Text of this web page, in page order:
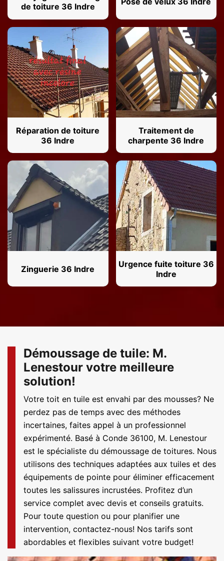
de toiture 36 Indre
Réparation de toiture
36 Indre
Traitement de
charpente 36 Indre
Zinguerie 36 Indre
Urgence fuite toiture 36
Indre
Démoussage de tuile: M.
Lenestour votre meilleure
solution!
Votre toit en tuile est envahi par des mousses? Ne
perdez pas de temps avec des méthodes
incertaines, faites appel à un professionnel
expérimenté. Basé à Conde 36100, M. Lenestour
est le spécialiste du démoussage de toitures. Nous
utilisons des techniques adaptées aux tuiles et des
équipements de pointe pour éliminer efficacement
toutes les salissures incrustées. Profitez d’un
service complet avec devis et conseils gratuits.
Pour toute question ou pour planifier une
intervention, contactez-nous! Nos tarifs sont
abordables et flexibles suivant votre budget!